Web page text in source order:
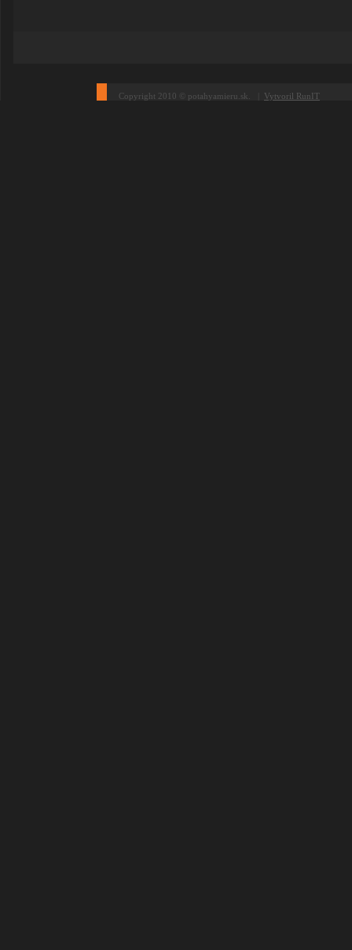
Copyright 2010 © potahyamieru.sk. | Vytvoril RunIT